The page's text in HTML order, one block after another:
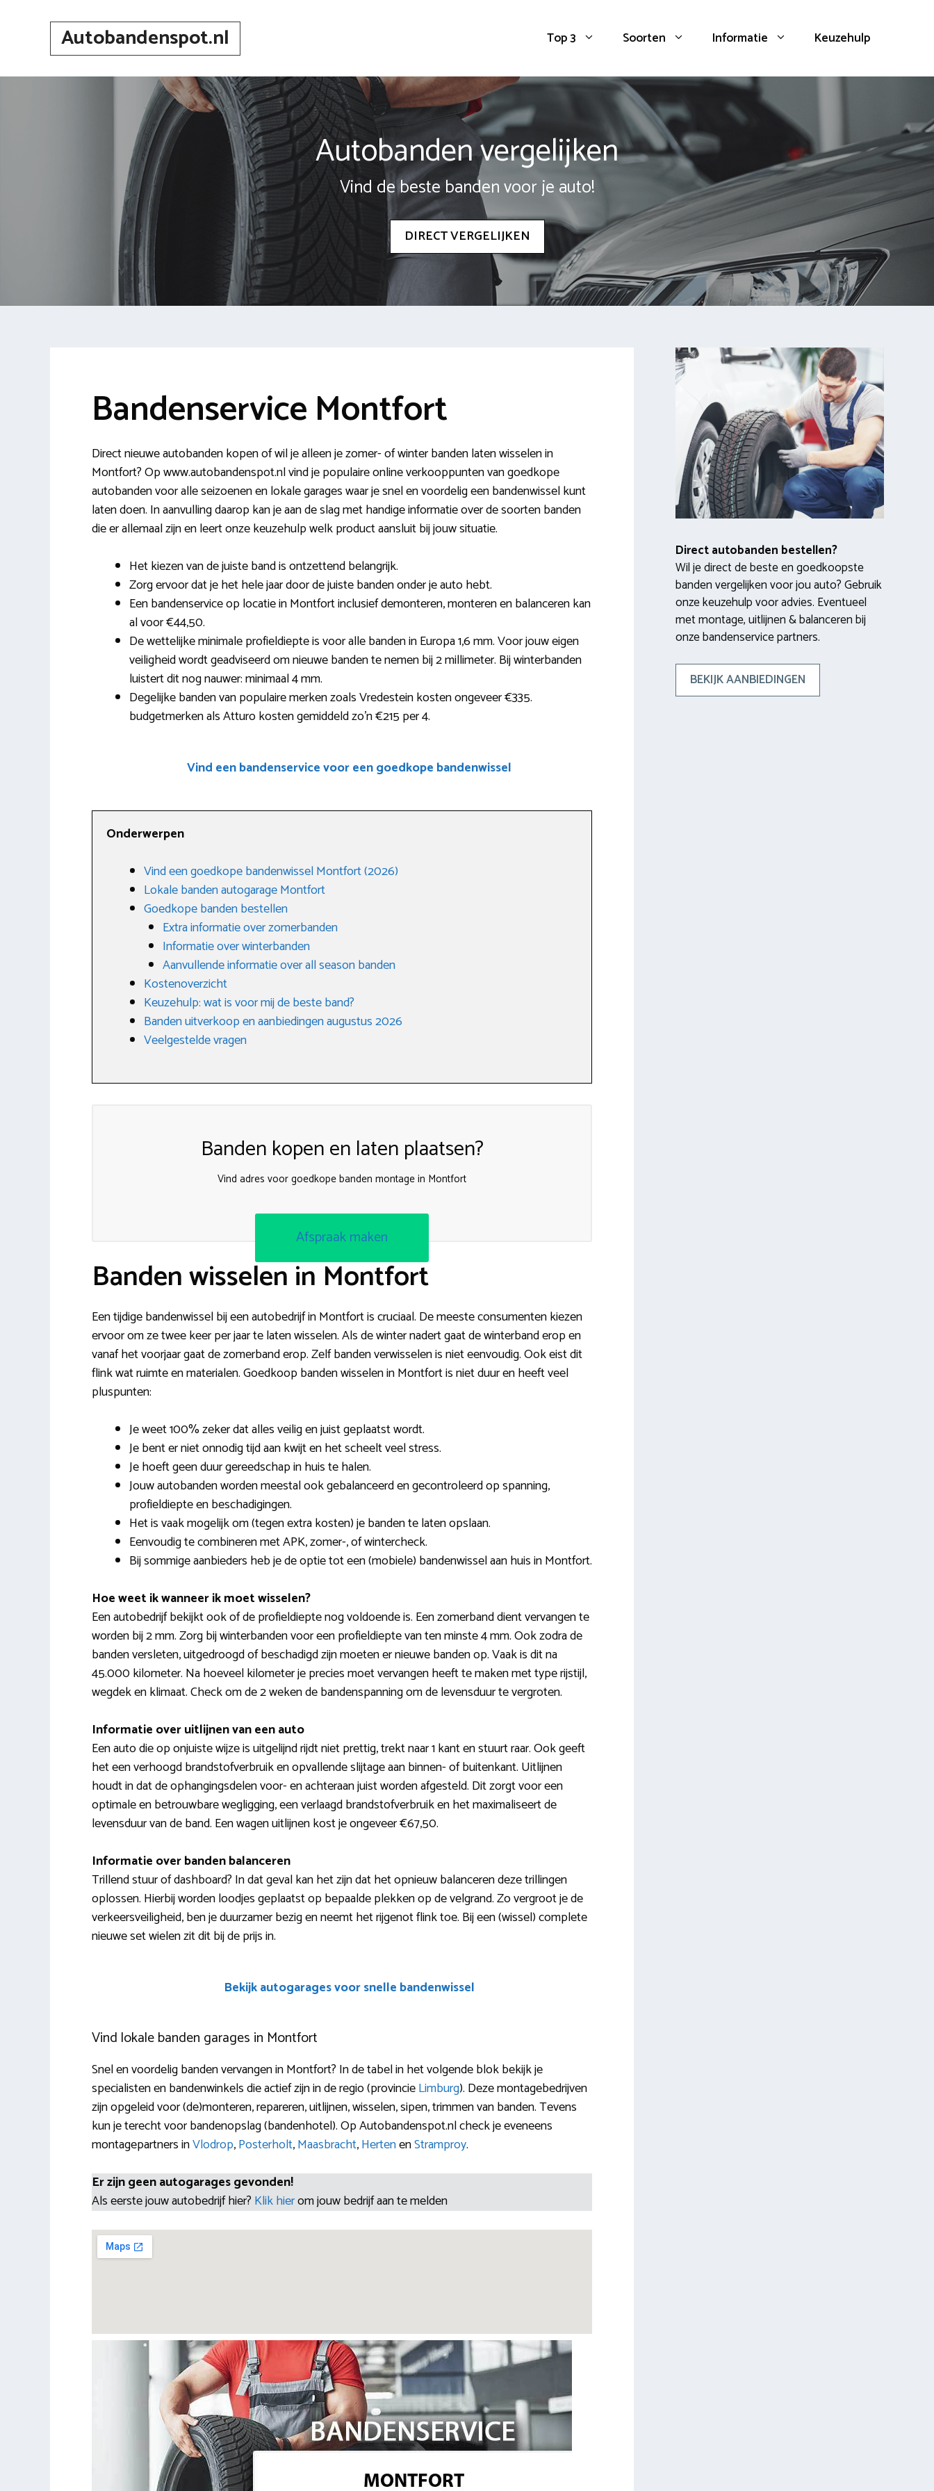
Autobandenspot.nl Top 3 Soorten Informatie Keuzehulp
Autobanden vergelijken
Vind de beste banden voor je auto!
DIRECT VERGELIJKEN
Bandenservice Montfort
Direct nieuwe autobanden kopen of wil je alleen je zomer- of winter banden laten wisselen in
Montfort? Op www.autobandenspot.nl vind je populaire online verkooppunten van goedkope
autobanden voor alle seizoenen en lokale garages waar je snel en voordelig een bandenwissel kunt
laten doen. In aanvulling daarop kan je aan de slag met handige informatie over de soorten banden
die er allemaal zijn en leert onze keuzehulp welk product aansluit bij jouw situatie.
Het kiezen van de juiste band is ontzettend belangrijk.
Zorg ervoor dat je het hele jaar door de juiste banden onder je auto hebt.
Een bandenservice op locatie in Montfort inclusief demonteren, monteren en balanceren kan
al voor €44,50.
De wettelijke minimale profieldiepte is voor alle banden in Europa 1,6 mm. Voor jouw eigen
veiligheid wordt geadviseerd om nieuwe banden te nemen bij 2 millimeter. Bij winterbanden
luistert dit nog nauwer: minimaal 4 mm.
Degelijke banden van populaire merken zoals Vredestein kosten ongeveer €335.
budgetmerken als Atturo kosten gemiddeld zo’n €215 per 4.
Vind een bandenservice voor een goedkope bandenwissel
Onderwerpen
Vind een goedkope bandenwissel Montfort (2026)
Lokale banden autogarage Montfort
Goedkope banden bestellen
Extra informatie over zomerbanden
Informatie over winterbanden
Aanvullende informatie over all season banden
Kostenoverzicht
Keuzehulp: wat is voor mij de beste band?
Banden uitverkoop en aanbiedingen augustus 2026
Veelgestelde vragen
Banden kopen en laten plaatsen?
Vind adres voor goedkope banden montage in Montfort
Afspraak maken
Banden wisselen in Montfort
Een tijdige bandenwissel bij een autobedrijf in Montfort is cruciaal. De meeste consumenten kiezen
ervoor om ze twee keer per jaar te laten wisselen. Als de winter nadert gaat de winterband erop en
vanaf het voorjaar gaat de zomerband erop. Zelf banden verwisselen is niet eenvoudig. Ook eist dit
flink wat ruimte en materialen. Goedkoop banden wisselen in Montfort is niet duur en heeft veel
pluspunten:
Je weet 100% zeker dat alles veilig en juist geplaatst wordt.
Je bent er niet onnodig tijd aan kwijt en het scheelt veel stress.
Je hoeft geen duur gereedschap in huis te halen.
Jouw autobanden worden meestal ook gebalanceerd en gecontroleerd op spanning,
profieldiepte en beschadigingen.
Het is vaak mogelijk om (tegen extra kosten) je banden te laten opslaan.
Eenvoudig te combineren met APK, zomer-, of wintercheck.
Bij sommige aanbieders heb je de optie tot een (mobiele) bandenwissel aan huis in Montfort.
Hoe weet ik wanneer ik moet wisselen?
Een autobedrijf bekijkt ook of de profieldiepte nog voldoende is. Een zomerband dient vervangen te
worden bij 2 mm. Zorg bij winterbanden voor een profieldiepte van ten minste 4 mm. Ook zodra de
banden versleten, uitgedroogd of beschadigd zijn moeten er nieuwe banden op. Vaak is dit na
45.000 kilometer. Na hoeveel kilometer je precies moet vervangen heeft te maken met type rijstijl,
wegdek en klimaat. Check om de 2 weken de bandenspanning om de levensduur te vergroten.
Informatie over uitlijnen van een auto
Een auto die op onjuiste wijze is uitgelijnd rijdt niet prettig, trekt naar 1 kant en stuurt raar. Ook geeft
het een verhoogd brandstofverbruik en opvallende slijtage aan binnen- of buitenkant. Uitlijnen
houdt in dat de ophangingsdelen voor- en achteraan juist worden afgesteld. Dit zorgt voor een
optimale en betrouwbare wegligging, een verlaagd brandstofverbruik en het maximaliseert de
levensduur van de band. Een wagen uitlijnen kost je ongeveer €67,50.
Informatie over banden balanceren
Trillend stuur of dashboard? In dat geval kan het zijn dat het opnieuw balanceren deze trillingen
oplossen. Hierbij worden loodjes geplaatst op bepaalde plekken op de velgrand. Zo vergroot je de
verkeersveiligheid, ben je duurzamer bezig en neemt het rijgenot flink toe. Bij een (wissel) complete
nieuwe set wielen zit dit bij de prijs in.
Bekijk autogarages voor snelle bandenwissel
Vind lokale banden garages in Montfort
Snel en voordelig banden vervangen in Montfort? In de tabel in het volgende blok bekijk je
specialisten en bandenwinkels die actief zijn in de regio (provincieLimburg). Deze montagebedrijven
zijn opgeleid voor (de)monteren, repareren, uitlijnen, wisselen, sipen, trimmen van banden. Tevens
kun je terecht voor bandenopslag (bandenhotel). Op Autobandenspot.nl check je eveneens
montagepartners inVlodrop,Posterholt,Maasbracht,HertenenStramproy.
Er zijn geen autogarages gevonden!
Als eerste jouw autobedrijf hier? Klik hierom jouw bedrijf aan te melden
Direct autobanden bestellen?
Wil je direct de beste en goedkoopste
banden vergelijken voor jou auto? Gebruik
onze keuzehulp voor advies. Eventueel
met montage, uitlijnen & balanceren bij
onze bandenservice partners.
BEKIJK AANBIEDINGEN